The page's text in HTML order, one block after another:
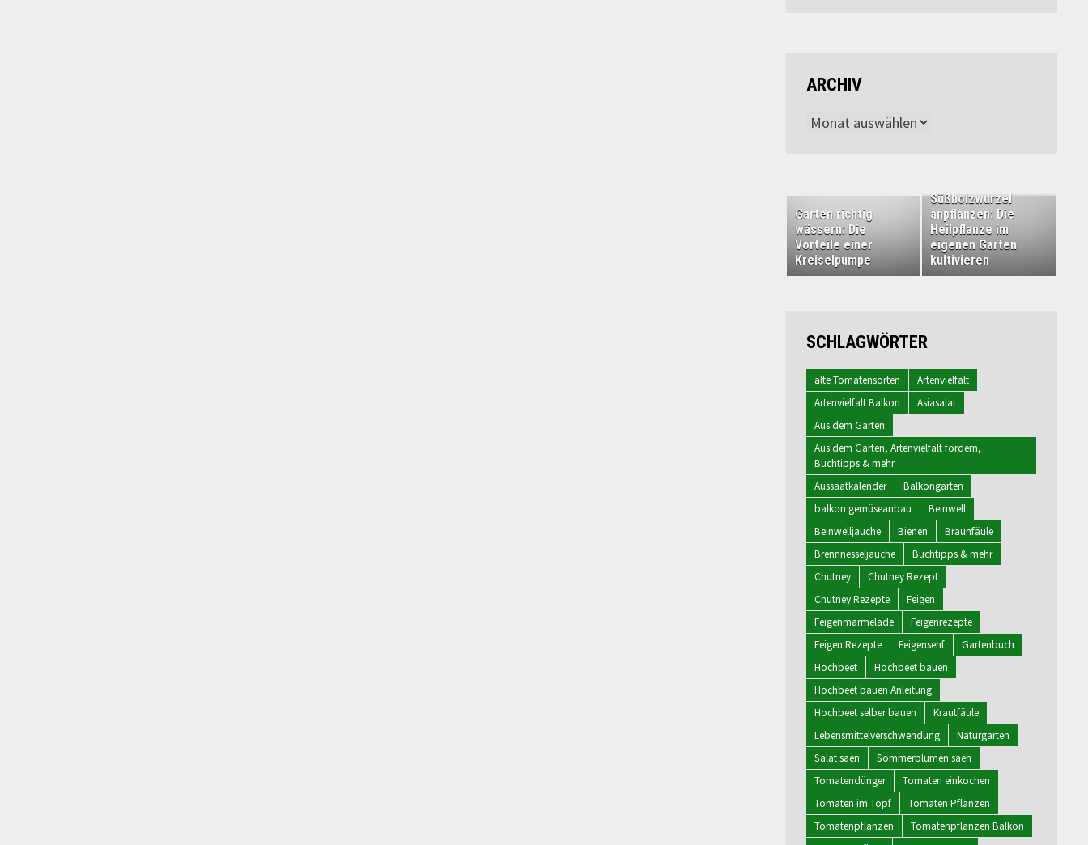
ARCHIV
Archiv
Garten richtig
wässern: Die
Vorteile einer
Kreiselpumpe
Süßholzwurzel
anpflanzen: Die
Heilpflanze im
eigenen Garten
kultivieren
SCHLAGWÖRTER
alte Tomatensorten
Artenvielfalt
Artenvielfalt Balkon
Asiasalat
Aus dem Garten
Aus dem Garten, Artenvielfalt fördern,
Buchtipps & mehr
Aussaatkalender
Balkongarten
balkon gemüseanbau
Beinwell
Beinwelljauche
Bienen
Braunfäule
Brennnesseljauche
Buchtipps & mehr
Chutney
Chutney Rezept
Chutney Rezepte
Feigen
Feigenmarmelade
Feigenrezepte
Feigen Rezepte
Feigensenf
Gartenbuch
Hochbeet
Hochbeet bauen
Hochbeet bauen Anleitung
Hochbeet selber bauen
Krautfäule
Lebensmittelverschwendung
Naturgarten
Salat säen
Sommerblumen säen
Tomatendünger
Tomaten einkochen
Tomaten im Topf
Tomaten Pflanzen
Tomatenpflanzen
Tomatenpflanzen Balkon